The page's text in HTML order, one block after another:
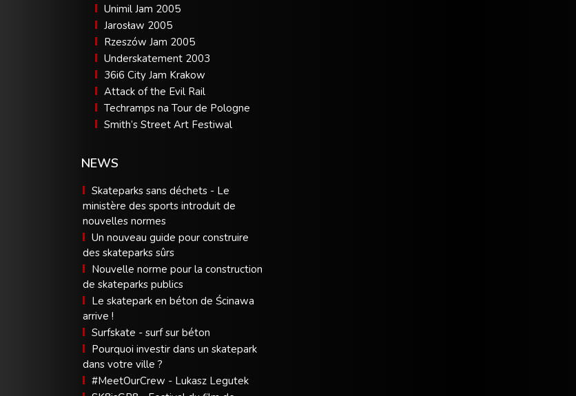
Unimil Jam 2005
Jarosław 2005
Rzeszów Jam 2005
Underskatement 2003
36i6 City Jam Krakow
Attack of the Evil Rail
Techramps na Tour de Pologne
Smith’s Street Art Festiwal
NEWS
Skateparks sans déchets - Le
ministère des sports introduit de
nouvelles normes
Un nouveau guide pour construire
des skateparks sûrs
Nouvelle norme pour la construction
de skateparks publics
Le skatepark en béton de Ścinawa
arrive !
Surfskate - surf sur béton
Pourquoi investir dans un skatepark
dans votre ville ?
#MeetOurCrew - Lukasz Legutek